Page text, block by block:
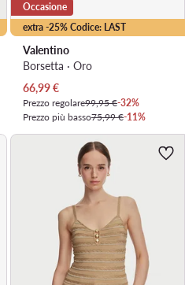
extra -25% Codice: LAST
Occasione
Valentino
Borsetta · Oro
Prezzo attuale
66,99€
Prezzo regolare99,95 €-32%
Prezzo più basso75,99 €-11%